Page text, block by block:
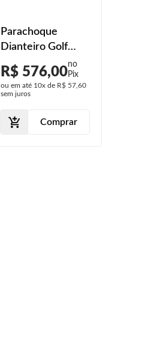
Parachoque
Dianteiro Golf
2019 2020 2021
2022 Primer
R$ 576,00
ou em até 10x de R$ 57,60
sem juros
Comprar